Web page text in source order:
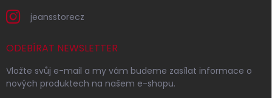
jeansstorecz
ODEBÍRAT NEWSLETTER
Vložte svůj e-mail a my vám budeme zasílat informace o
nových produktech na našem e-shopu.